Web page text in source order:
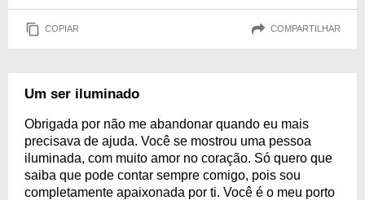
COPIAR COMPARTILHAR
Um ser iluminado
Obrigada por não me abandonar quando eu mais
precisava de ajuda. Você se mostrou uma pessoa
iluminada, com muito amor no coração. Só quero que
saiba que pode contar sempre comigo, pois sou
completamente apaixonada por ti. Você é o meu porto